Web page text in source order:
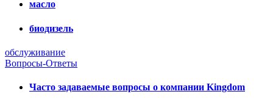
масло
биодизель
обслуживание
Вопросы-Ответы
Часто задаваемые вопросы о компании Kingdom